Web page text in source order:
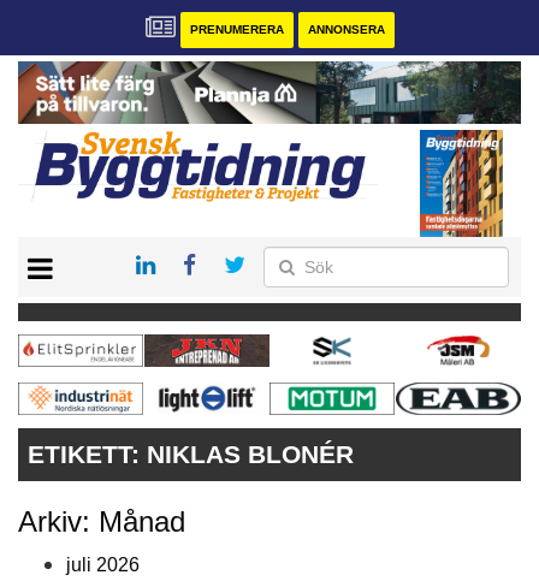
PRENUMERERA ANNONSERA
PRENUMERERA
VÅRA ANDRA MAGASIN
ANNONSERA
KONTAKT
ETIKETT: NIKLAS BLONÉR
Arkiv: Månad
juli 2026